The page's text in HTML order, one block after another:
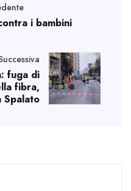
i bambini
fuga di
fibra,
Spalato